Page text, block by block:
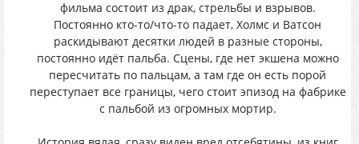
фильма состоит из драк, стрельбы и взрывов.
Постоянно кто-то/что-то падает, Холмс и Ватсон
раскидывают десятки людей в разные стороны,
постоянно идёт пальба. Сцены, где нет экшена можно
пересчитать по пальцам, а там где он есть порой
переступает все границы, чего стоит эпизод на фабрике
с пальбой из огромных мортир.